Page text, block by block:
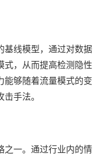
基线模型，通过对数据
式，从而提高检测隐性
能够随着流量模式的变
手法。
之一。通过行业内的情